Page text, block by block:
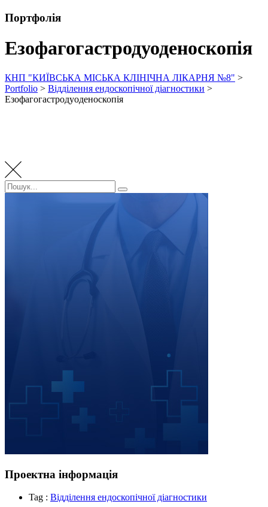
Портфолія
Езофагогастродуоденоскопія
КНП "КИЇВСЬКА МІСЬКА КЛІНІЧНА ЛІКАРНЯ №8" >
Portfolio > Відділення ендоскопічної діагностики >
Езофагогастродуоденоскопія
Пошук:
Пошук
Проектна інформація
Tag : Відділення ендоскопічної діагностики